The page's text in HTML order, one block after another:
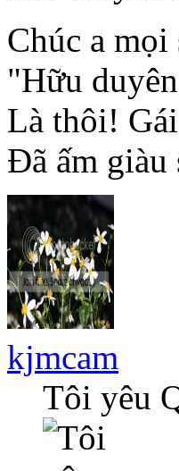
Chúc a mọi
"Hữu
Là thôi!
Đã ấm giàu
kjmcam
Tôi yêu